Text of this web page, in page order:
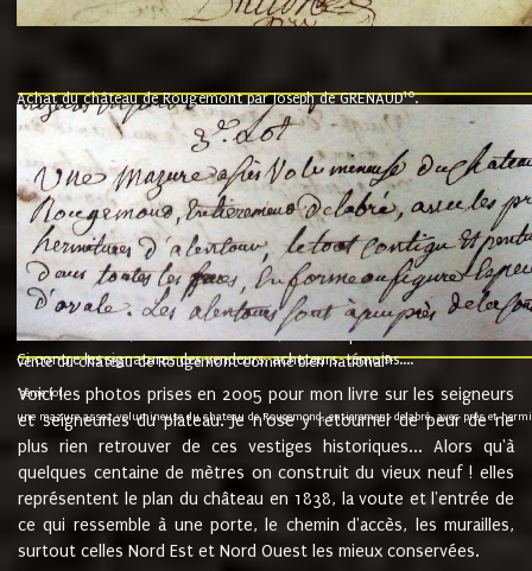
Achat du château de Rougemont par Joseph de GRENAUD10.
"l'an mil six cent soixante treze le ving neuvième jour du mois de
nommé fut présent Messire Claude Guillaume de Moyriat chevalier baron
vend, purement simplement et irrevocablement a monseigneur monsieur
et chavannes conseiller du roy au parlement de Bourgogne, present et
que le dit seigneur Baron de la Vellière a sur ses hommes, indivisables et
de la Velliere tout ainsi et comme le dit seigneur Baron et ses
présent......"
suivent les rentes, donation des terriers, etc... au prix de 880 livre louis
Ci contre les signatures des vendeurs, acheteurs, témoins....
vente du château de Rougemont comme bien national9.
"3ème lot
une mazure assez volumineuse du chateau de Rougemond, entierement delabré, avec près et
Voici les photos prises en 2005 pour mon livre sur les seigneurs
et seigneuries du plateau. Je n'ose y retourner de peur de ne
plus rien retrouver de ces vestiges historiques... Alors qu'à
quelques centaine de mètres on construit du vieux neuf ! elles
représentent le plan du château en 1838, la voute et l'entrée de
ce qui ressemble à une porte, le chemin d'accès, les murailles,
surtout celles Nord Est et Nord Ouest les mieux conservées.